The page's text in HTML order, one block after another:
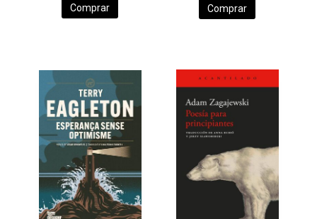
Comprar Comprar